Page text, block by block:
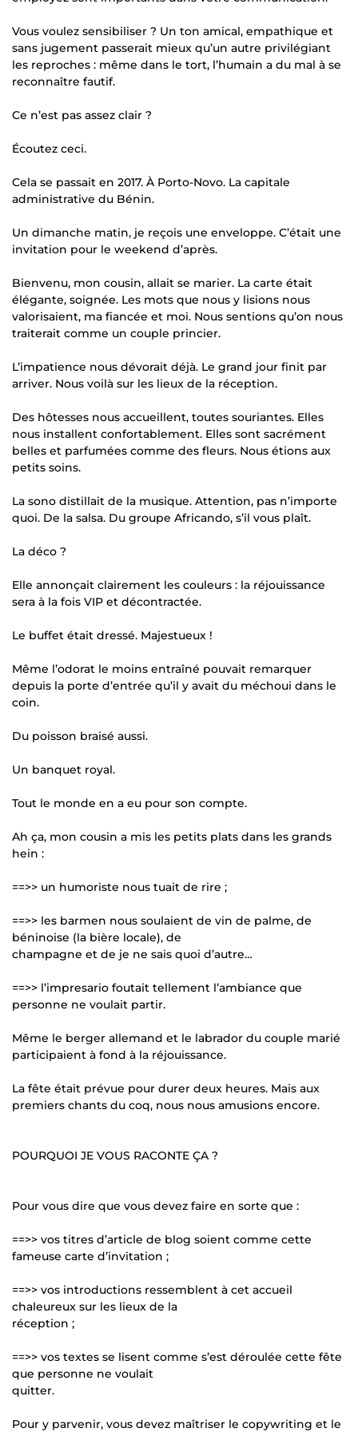
Vous voulez sensibiliser ? Un ton amical, empathique et
sans jugement passerait mieux qu’un autre privilégiant
les reproches : même dans le tort, l’humain a du mal à se
reconnaître fautif.
Ce n’est pas assez clair ?
Écoutez ceci.
Cela se passait en 2017. À Porto-Novo. La capitale
administrative du Bénin.
Un dimanche matin, je reçois une enveloppe. C’était une
invitation pour le weekend d’après.
Bienvenu, mon cousin, allait se marier. La carte était
élégante, soignée. Les mots que nous y lisions nous
valorisaient, ma fiancée et moi. Nous sentions qu’on nous
traiterait comme un couple princier.
L’impatience nous dévorait déjà. Le grand jour finit par
arriver. Nous voilà sur les lieux de la réception.
Des hôtesses nous accueillent, toutes souriantes. Elles
nous installent confortablement. Elles sont sacrément
belles et parfumées comme des fleurs. Nous étions aux
petits soins.
La sono distillait de la musique. Attention, pas n’importe
quoi. De la salsa. Du groupe Africando, s’il vous plaît.
La déco ?
Elle annonçait clairement les couleurs : la réjouissance
sera à la fois VIP et décontractée.
Le buffet était dressé. Majestueux !
Même l’odorat le moins entraîné pouvait remarquer
depuis la porte d’entrée qu’il y avait du méchoui dans le
coin.
Du poisson braisé aussi.
Un banquet royal.
Tout le monde en a eu pour son compte.
Ah ça, mon cousin a mis les petits plats dans les grands
hein :
==>> un humoriste nous tuait de rire ;
==>> les barmen nous soulaient de vin de palme, de
béninoise (la bière locale), de
champagne et de je ne sais quoi d’autre…
==>> l’impresario foutait tellement l’ambiance que
personne ne voulait partir.
Même le berger allemand et le labrador du couple marié
participaient à fond à la réjouissance.
La fête était prévue pour durer deux heures. Mais aux
premiers chants du coq, nous nous amusions encore.
POURQUOI JE VOUS RACONTE ÇA ?
Pour vous dire que vous devez faire en sorte que :
==>> vos titres d’article de blog soient comme cette
fameuse carte d’invitation ;
==>> vos introductions ressemblent à cet accueil
chaleureux sur les lieux de la
réception ;
==>> vos textes se lisent comme s’est déroulée cette fête
que personne ne voulait
quitter.
Pour y parvenir, vous devez maîtriser le copywriting et le